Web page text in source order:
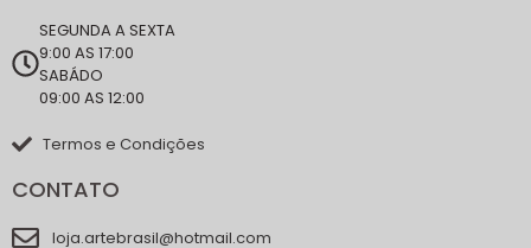
SEGUNDA A SEXTA
9:00 AS 17:00
SABÁDO
09:00 AS 12:00
Termos e Condições
CONTATO
loja.artebrasil@hotmail.com